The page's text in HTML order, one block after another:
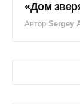
«Дом
Автор Sergey